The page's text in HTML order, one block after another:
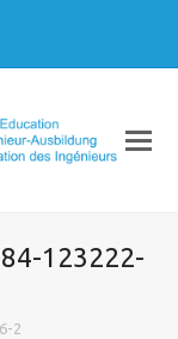
123222-
2